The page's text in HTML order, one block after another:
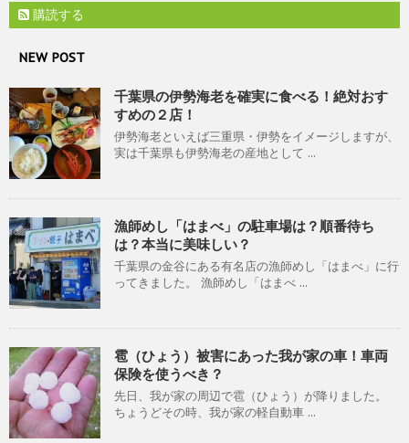
購読する
NEW POST
千葉県の伊勢海老を確実に食べる！絶対おす
すめの２店！
伊勢海老といえば三重県・伊勢をイメージしますが、
実は千葉県も伊勢海老の産地として ...
漁師めし「はまべ」の駐車場は？順番待ち
は？本当に美味しい？
千葉県の金谷にある有名店の漁師めし「はまべ」に行
ってきました。 漁師めし「はまべ ...
雹（ひょう）被害にあった我が家の車！車両
保険を使うべき？
先日、我が家の周辺で雹（ひょう）が降りました。
ちょうどその時、我が家の軽自動車 ...